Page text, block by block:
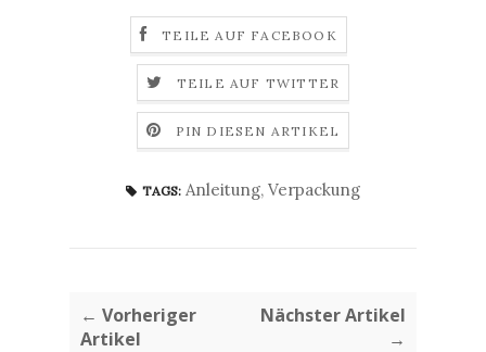
TEILE AUF FACEBOOK
TEILE AUF TWITTER
PIN DIESEN ARTIKEL
TAGS: Anleitung, Verpackung
← Vorheriger
Artikel
Nächster Artikel
→